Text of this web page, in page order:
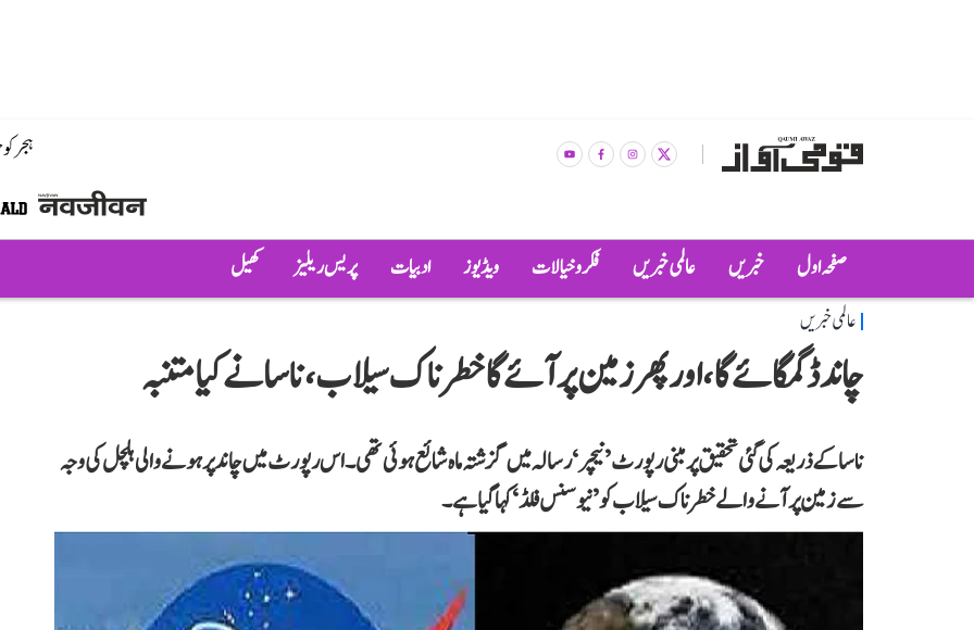
ہجر
صفحہ اول خبریں عالمی خبریں فکر و خیالات ویڈیوز ادبیات پریس ریلیز کھیل
عالمی خبریں
چاند ڈگمگائے گا، اور پھر زمین پر آئے گا خطرناک سیلاب، ناسا نے کیا متنبہ
ناسا کے ذریعہ کی گئی تحقیق پر مبنی رپورٹ ’نیچر‘ رسالہ میں گزشتہ ماہ شائع ہوئی تھی۔ اس رپورٹ میں چاند پر ہونے والی ہلچل کی وجہ
سے زمین پر آنے والے خطرناک سیلاب کو ’نیوسنس فلڈ‘ کہا گیا ہے۔